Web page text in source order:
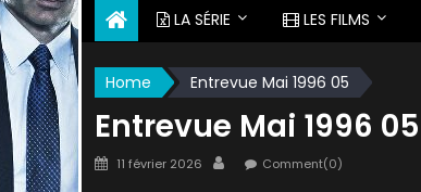
LA SÉRIE LES FILMS
Home Entrevue Mai 1996 05
Entrevue Mai 1996 05
Posted
11 février 2026 AuthorComment(0)